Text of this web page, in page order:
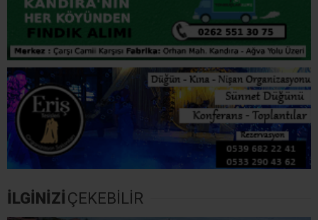
İLGİNİZİ ÇEKEBİLİR